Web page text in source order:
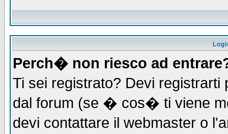
Perch� non riesco ad
Ti sei registrato? Devi registrarti
dal forum (se � cos� ti viene
devi contattare il webmaster o